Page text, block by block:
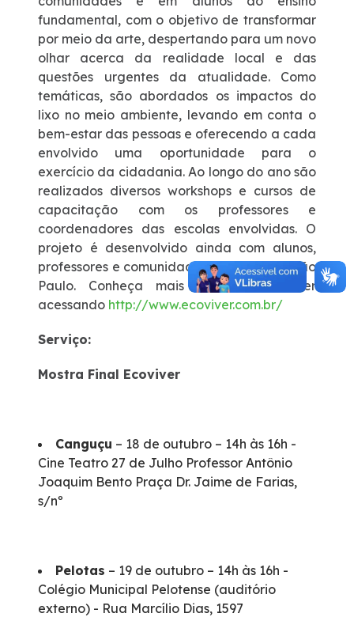
fundamental, com o objetivo de transformar
por meio da arte, despertando para um novo
olhar acerca da realidade local e das
questões urgentes da atualidade. Como
temáticas, são abordados os impactos do
lixo no meio ambiente, levando em conta o
bem-estar das pessoas e oferecendo a cada
envolvido uma oportunidade para o
exercício da cidadania. Ao longo do ano são
realizados diversos workshops e cursos de
capacitação com os professores e
coordenadores das escolas envolvidas. O
projeto é desenvolvido ainda com alunos,
professores e comunidades do Paraná e São
Paulo. Conheça mais sobre o Ecoviver
acessando http://www.ecoviver.com.br/
Serviço:
Mostra Final Ecoviver
Canguçu – 18 de outubro – 14h às 16h -
Cine Teatro 27 de Julho Professor Antônio
Joaquim Bento Praça Dr. Jaime de Farias,
s/nº
Pelotas – 19 de outubro – 14h às 16h -
Colégio Municipal Pelotense (auditório
externo) - Rua Marcílio Dias, 1597